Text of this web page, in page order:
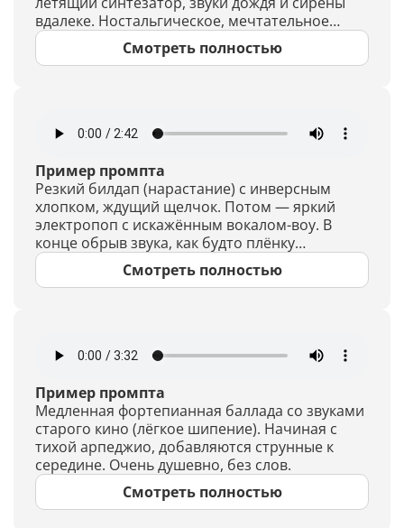
вдалеке. Ностальгическое, мечтательное
настроение. Смотреть полностью
Пример промпта
Резкий билдап (нарастание) с инверсным
хлопком, ждущий щелчок. Потом — яркий
электропоп с искажённым вокалом-воу. В
конце обрыв звука, как будто плёнку
зажевало.
Смотреть полностью
Пример промпта
Медленная фортепианная баллада со звуками
старого кино (лёгкое шипение). Начиная с
тихой арпеджио, добавляются струнные к
середине. Очень душевно, без слов.
Смотреть полностью